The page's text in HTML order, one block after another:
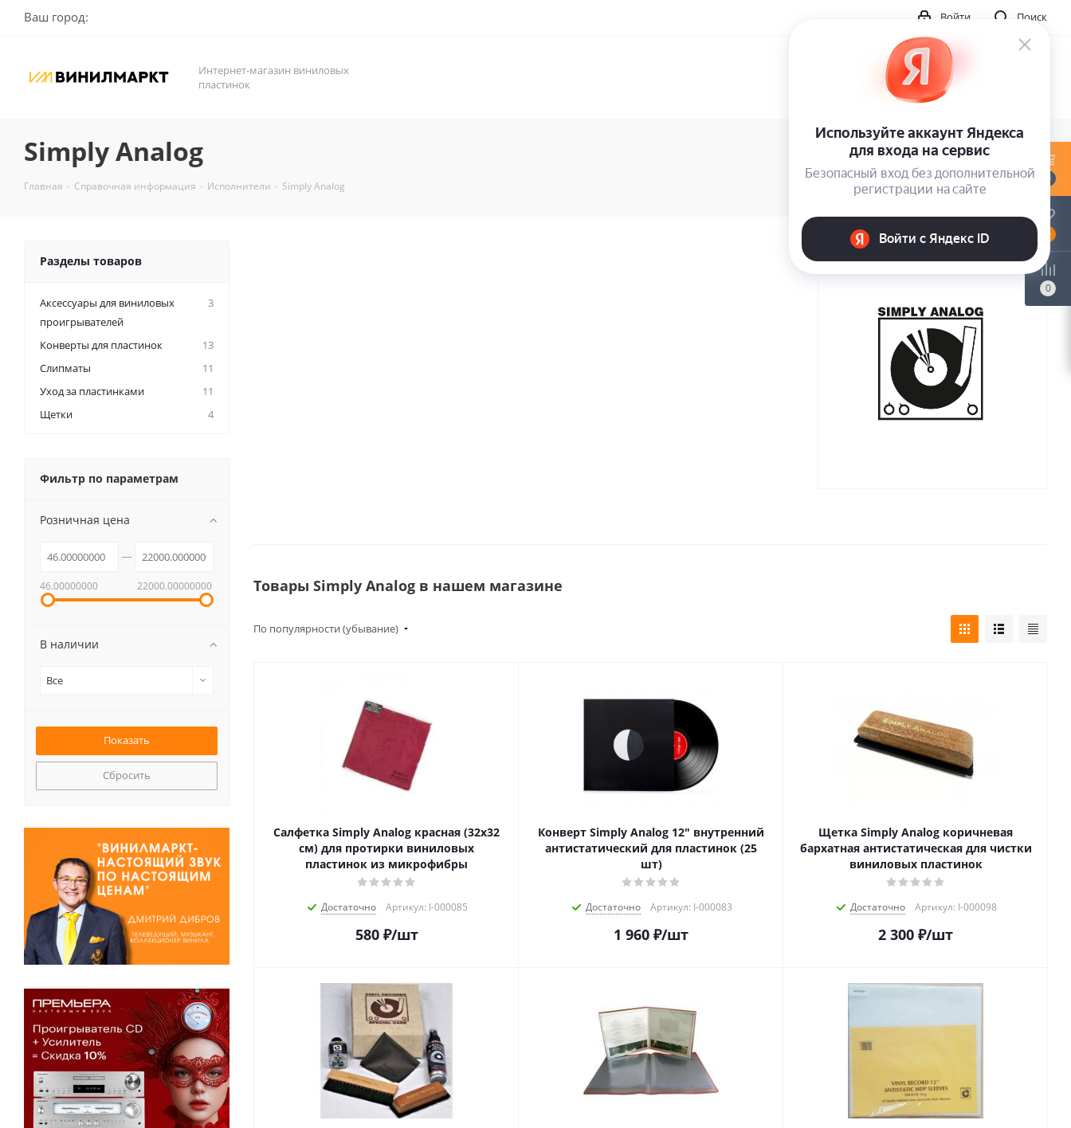
Ваш город: Поиск
Войти
Интернет-магазин виниловых
пластинок
Simply Analog
Главная - Справочная информация - Исполнители - Simply Analog
Товары Simply Analog в нашем магазине
По популярности (убывание)
Салфетка Simply Analog красная (32х32
см) для протирки виниловых
пластинок из микрофибры
Достаточно Артикул: I-000085
580₽/шт
Конверт Simply Analog 12" внутренний
антистатический для пластинок (25
шт)
Достаточно Артикул: I-000083
1 960 ₽/шт
Щетка Simply Analog коричневая
бархатная антистатическая для чистки
виниловых пластинок
Достаточно Артикул: I-000098
2 300 ₽/шт
Разделы товаров
Аксессуары для виниловых
проигрывателей
3
Конверты для пластинок
13
Слипматы
11
Уход за пластинками
11
Щетки
4
Фильтр по параметрам
Розничная цена
46.00000000 22000.00000000
В наличии
Все
Сбросить
0
0
0